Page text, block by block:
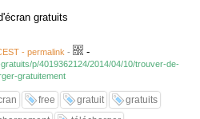
gratuits
- permalink - -
p/4019362124/2014/04/10/trouver-de-
gratuitement
free gratuit
gratuits